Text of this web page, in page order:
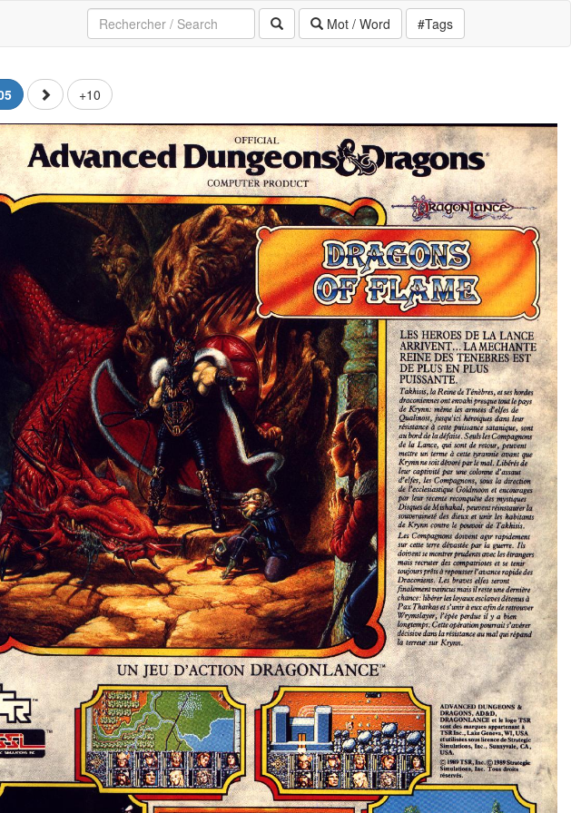
Mot / Word #Tags
+10